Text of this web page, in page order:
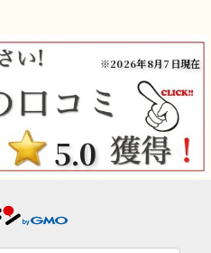
※2026年8月7日現在
5.0